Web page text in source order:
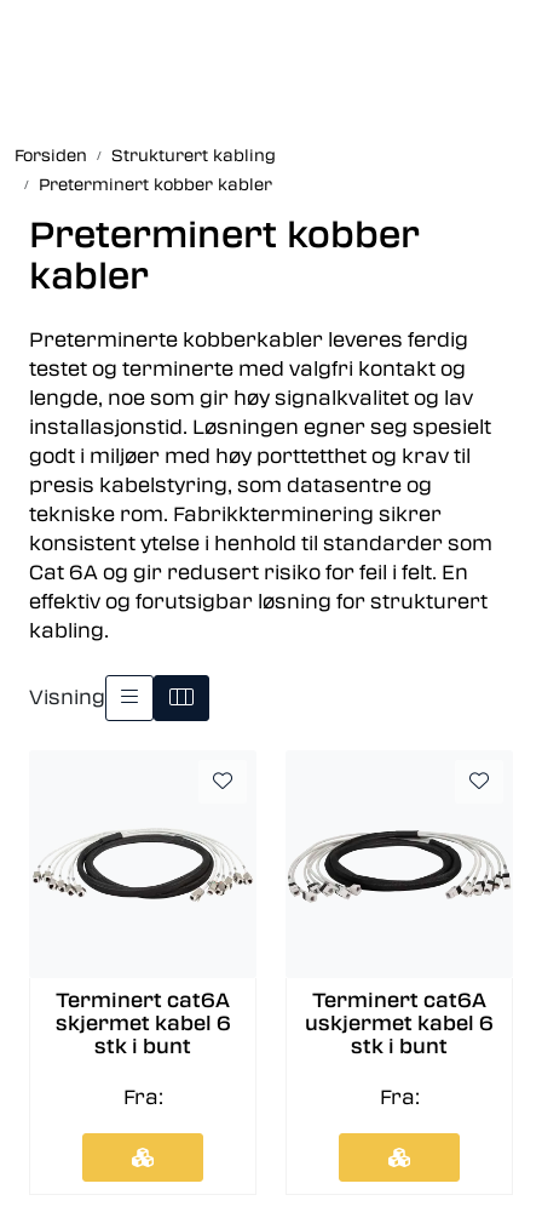
Forsiden
Strukturert kabling
Preterminert kobber kabler
Preterminert kobber
kabler
Preterminerte kobberkabler leveres ferdig
testet og terminerte med valgfri kontakt og
lengde, noe som gir høy signalkvalitet og lav
installasjonstid. Løsningen egner seg spesielt
godt i miljøer med høy porttetthet og krav til
presis kabelstyring, som datasentre og
tekniske rom. Fabrikkterminering sikrer
konsistent ytelse i henhold til standarder som
Cat 6A og gir redusert risiko for feil i felt. En
effektiv og forutsigbar løsning for strukturert
kabling.
Visning
Terminert cat6A
skjermet kabel 6
stk i bunt
Fra:
Terminert cat6A
uskjermet kabel 6
stk i bunt
Fra:
Strukturert kabling
Industrielle produkter
Kunnskapssenter
Nyheter
Om oss